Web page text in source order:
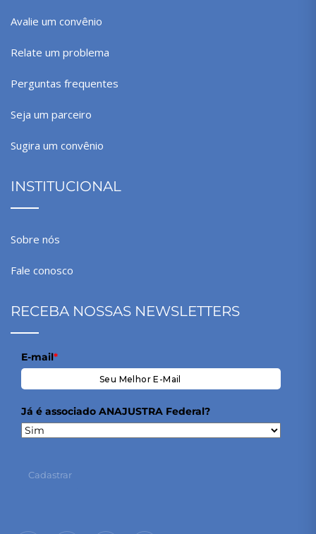
Avalie um convênio
Relate um problema
Perguntas frequentes
Seja um parceiro
Sugira um convênio
INSTITUCIONAL
Sobre nós
Fale conosco
RECEBA NOSSAS NEWSLETTERS
E-mail*
Já é associado ANAJUSTRA Federal?
Cadastrar